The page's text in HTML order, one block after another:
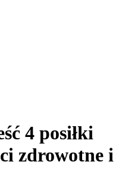
4 posiłki
zdrowotne i